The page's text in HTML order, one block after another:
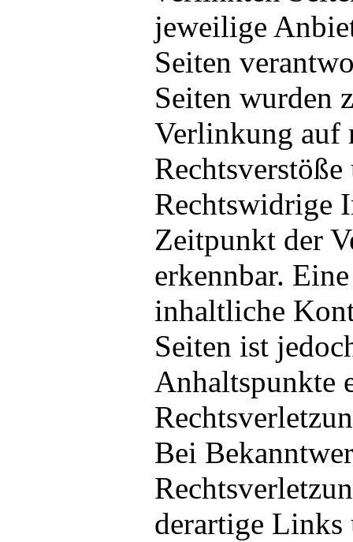
jeweilige
Seiten
Seiten wurden
Verlinkung auf
Rechtswidrige
Zeitpunkt der
erkennbar.
inhaltliche
Seiten ist
Anhaltspunkte
Bei
derartige Links